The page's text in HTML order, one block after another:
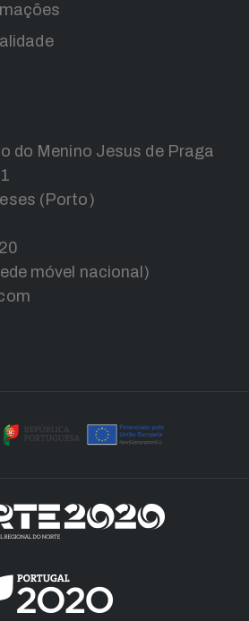
do Menino Jesus de Praga
(Porto)
móvel nacional)